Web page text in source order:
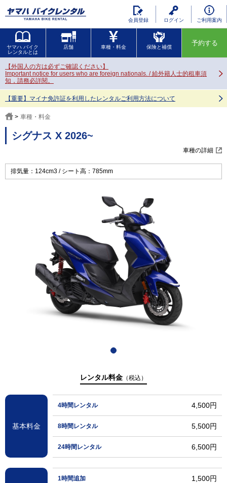
ご利用案内
ログイン
会員登録
ヤマハ バイク
レンタルとは
店舗 車種・料金 保険と補償
予約する
【外国人の方は必ずご確認ください】
Important notice for users who are foreign nationals. / 給外籍人士的租車須
知，請務必詳閱。
【重要】マイナ免許証を利用したレンタルご利用方法について
車種・料金
シグナス X 2026~
車種の詳細
排気量：124cm3 シート高：785mm
レンタル料金 （税込）
基本料金
4時間レンタル 4,500円
8時間レンタル 5,500円
24時間レンタル 6,500円
1時間追加 1,500円